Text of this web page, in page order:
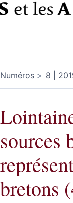
Numéros 8 |
sources
bretons